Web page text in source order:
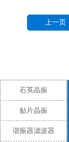
上一页
石英晶振
贴片晶振
谐振器滤波器